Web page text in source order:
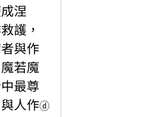
涅
護，
與作
若魔
最尊
人作ⓓ